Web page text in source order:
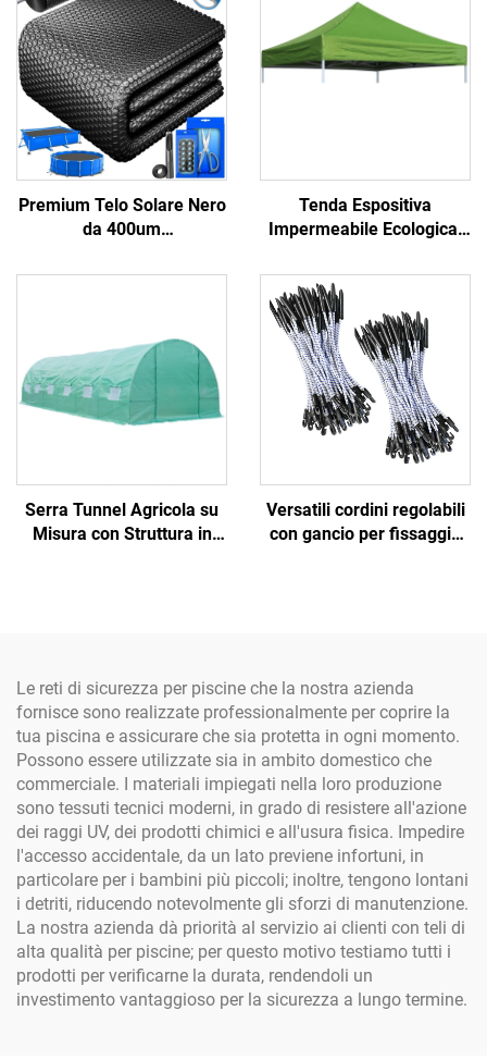
Premium Telo Solare Nero
da 400um
Dissipatore di Calore
Avvolgibili per Piscina
Tenda Espositiva
Impermeabile Ecologica,
da Montare, Tendalino da
Spiaggia Ideale per Eventi
all'Aperto
Serra Tunnel Agricola su
Misura con Struttura in
Versatili cordini regolabili
con gancio per fissaggio
Le reti di sicurezza per piscine che la nostra azienda
fornisce sono realizzate professionalmente per coprire la
tua piscina e assicurare che sia protetta in ogni momento.
Possono essere utilizzate sia in ambito domestico che
commerciale. I materiali impiegati nella loro produzione
sono tessuti tecnici moderni, in grado di resistere all'azione
dei raggi UV, dei prodotti chimici e all'usura fisica. Impedire
l'accesso accidentale, da un lato previene infortuni, in
particolare per i bambini più piccoli; inoltre, tengono lontani
i detriti, riducendo notevolmente gli sforzi di manutenzione.
La nostra azienda dà priorità al servizio ai clienti con teli di
alta qualità per piscine; per questo motivo testiamo tutti i
prodotti per verificarne la durata, rendendoli un
investimento vantaggioso per la sicurezza a lungo termine.